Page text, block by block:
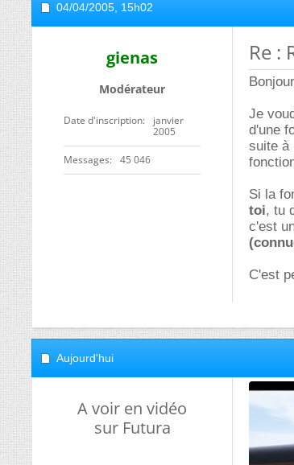
04/04/2005, 15h02
gienas
Modérateur
Date d'inscription
janvier
2005
Messages 45 046
Re :
Je
d'une
suite à
Si la
toi, tu
c'est
C'est
Aujourd'hui
A voir en vidéo
sur Futura